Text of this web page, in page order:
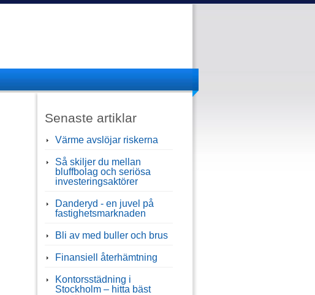
Senaste artiklar
Värme avslöjar riskerna
Så skiljer du mellan
bluffbolag och seriösa
investeringsaktörer
Danderyd - en juvel på
fastighetsmarknaden
Bli av med buller och brus
Finansiell återhämtning
Kontorsstädning i
Stockholm – hitta bäst